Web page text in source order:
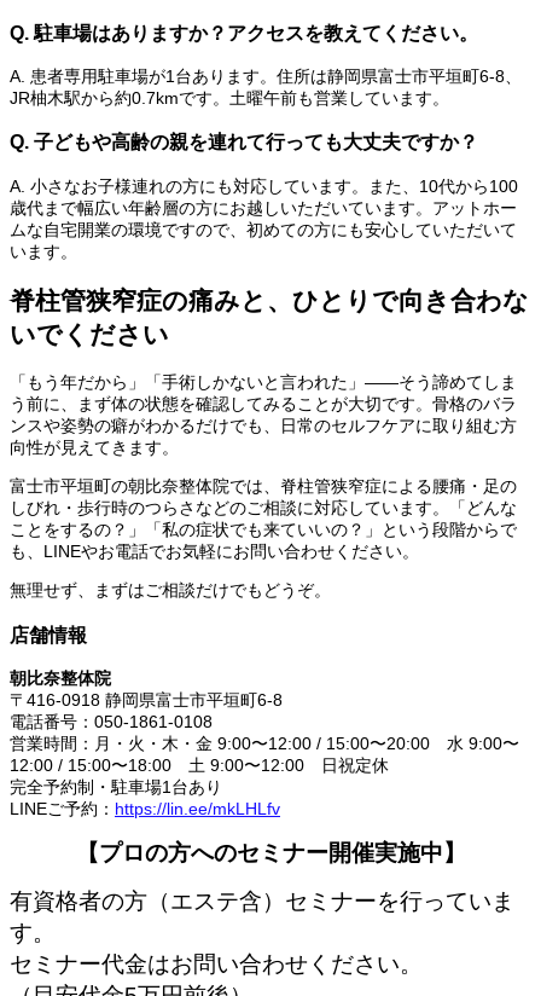
Q. 駐車場はありますか？アクセスを教えてください。
A. 患者専用駐車場が1台あります。住所は静岡県富士市平垣町6-8、
JR柚木駅から約0.7kmです。土曜午前も営業しています。
Q. 子どもや高齢の親を連れて行っても大丈夫ですか？
A. 小さなお子様連れの方にも対応しています。また、10代から100
歳代まで幅広い年齢層の方にお越しいただいています。アットホー
ムな自宅開業の環境ですので、初めての方にも安心していただいて
います。
脊柱管狭窄症の痛みと、ひとりで向き合わな
いでください
「もう年だから」「手術しかないと言われた」——そう諦めてしま
う前に、まず体の状態を確認してみることが大切です。骨格のバラ
ンスや姿勢の癖がわかるだけでも、日常のセルフケアに取り組む方
向性が見えてきます。
富士市平垣町の朝比奈整体院では、脊柱管狭窄症による腰痛・足の
しびれ・歩行時のつらさなどのご相談に対応しています。「どんな
ことをするの？」「私の症状でも来ていいの？」という段階からで
も、LINEやお電話でお気軽にお問い合わせください。
無理せず、まずはご相談だけでもどうぞ。
店舗情報
朝比奈整体院
〒416-0918 静岡県富士市平垣町6-8
電話番号：050-1861-0108
営業時間：月・火・木・金 9:00〜12:00 / 15:00〜20:00 水 9:00〜
12:00 / 15:00〜18:00 土 9:00〜12:00 日祝定休
完全予約制・駐車場1台あり
LINEご予約： https://lin.ee/mkLHLfv
【プロの方へのセミナー開催実施中】
有資格者の方（エステ含）セミナーを行っていま
す。
セミナー代金はお問い合わせください。